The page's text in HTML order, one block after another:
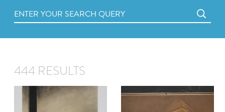
444 RESULTS